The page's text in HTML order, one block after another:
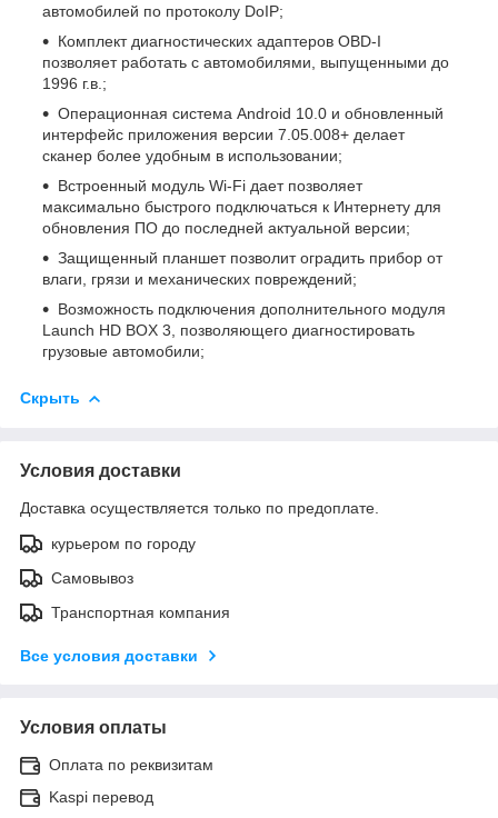
автомобилей по протоколу DoIP;
Комплект диагностических адаптеров OBD-I
позволяет работать с автомобилями, выпущенными до
1996 г.в.;
Операционная система Android 10.0 и обновленный
интерфейс приложения версии 7.05.008+ делает
сканер более удобным в использовании;
Встроенный модуль Wi-Fi дает позволяет
максимально быстрого подключаться к Интернету для
обновления ПО до последней актуальной версии;
Защищенный планшет позволит оградить прибор от
влаги, грязи и механических повреждений;
Возможность подключения дополнительного модуля
Launch HD BOX 3, позволяющего диагностировать
грузовые автомобили;
Скрыть
Условия доставки
Доставка осуществляется только по предоплате.
курьером по городу
Самовывоз
Транспортная компания
Все условия доставки
Условия оплаты
Оплата по реквизитам
Kaspi перевод